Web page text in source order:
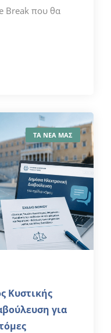
Break που θα
ΤΑ ΝΕΑ ΜΑΣ
Κυστικής
για